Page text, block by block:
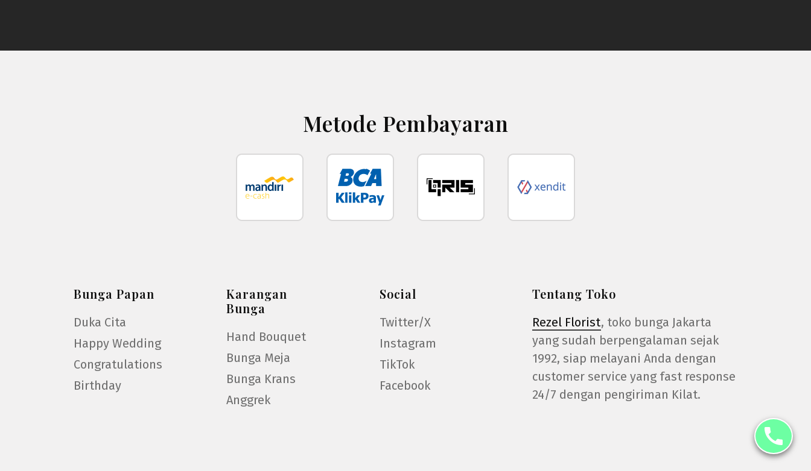
Metode Pembayaran
Bunga Papan
Duka Cita
Happy Wedding
Congratulations
Birthday
Karangan
Bunga
Hand Bouquet
Bunga Meja
Bunga Krans
Anggrek
Social
Twitter/X
Instagram
TikTok
Facebook
Tentang Toko
Rezel Florist, toko bunga Jakarta
yang sudah berpengalaman sejak
1992, siap melayani Anda dengan
customer service yang fast response
24/7 dengan pengiriman Kilat.
call